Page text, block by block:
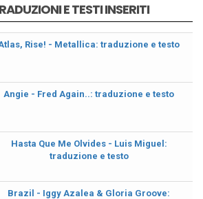
E TESTI INSERITI
Rise! - Metallica: traduzione e testo
Angie - Fred Again..: traduzione e testo
Hasta Que Me Olvides - Luis Miguel:
traduzione e testo
Brazil - Iggy Azalea & Gloria Groove: